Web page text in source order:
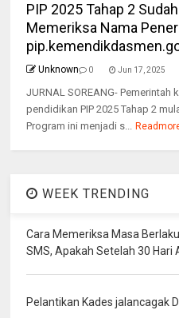
PIP 2025 Tahap 2
Memeriksa Nama
Unknown 0 Jun 17, 2025
JURNAL SOREANG-
pendidikan PIP 2025 Tahap 2
Program ini menjadi s...
WEEK TRENDING
Cara Memeriksa Masa
SMS, Apakah Setelah 30 Hari
Pelantikan Kades jalancagak